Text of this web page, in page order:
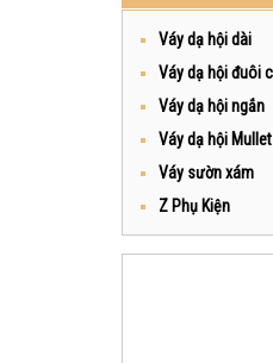
Váy dạ hội dài
Váy dạ hội đuôi
Váy dạ hội ngắn
Váy dạ hội Mullet
Váy sườn xám
Z Phụ Kiện